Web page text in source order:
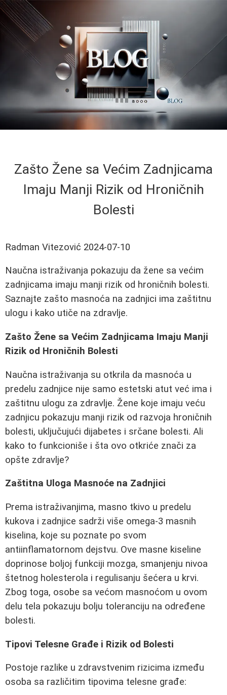
Zašto Žene sa Većim Zadnjicama
Imaju Manji Rizik od Hroničnih
Bolesti
Radman Vitezović 2024-07-10
Naučna istraživanja pokazuju da žene sa većim
zadnjicama imaju manji rizik od hroničnih bolesti.
Saznajte zašto masnoća na zadnjici ima zaštitnu
ulogu i kako utiče na zdravlje.
Zašto Žene sa Većim Zadnjicama Imaju Manji
Rizik od Hroničnih Bolesti
Naučna istraživanja su otkrila da masnoća u
predelu zadnjice nije samo estetski atut već ima i
zaštitnu ulogu za zdravlje. Žene koje imaju veću
zadnjicu pokazuju manji rizik od razvoja hroničnih
bolesti, uključujući dijabetes i srčane bolesti. Ali
kako to funkcioniše i šta ovo otkriće znači za
opšte zdravlje?
Zaštitna Uloga Masnoće na Zadnjici
Prema istraživanjima, masno tkivo u predelu
kukova i zadnjice sadrži više omega-3 masnih
kiselina, koje su poznate po svom
antiinflamatornom dejstvu. Ove masne kiseline
doprinose boljoj funkciji mozga, smanjenju nivoa
štetnog holesterola i regulisanju šećera u krvi.
Zbog toga, osobe sa većom masnoćom u ovom
delu tela pokazuju bolju toleranciju na određene
bolesti.
Tipovi Telesne Građe i Rizik od Bolesti
Postoje razlike u zdravstvenim rizicima između
osoba sa različitim tipovima telesne građe: